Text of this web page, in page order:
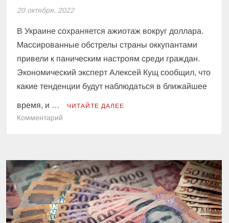
20 октября, 2022
В Украине сохраняется ажиотаж вокруг доллара.
Массированные обстрелы страны оккупантами
привели к паническим настроям среди граждан.
Экономический эксперт Алексей Кущ сообщил, что
какие тенденции будут наблюдаться в ближайшее
время, и … ЧИТАЙТЕ ДАЛЕЕ
Комментарий
расти:
украинцам
сообщили,
в
какую